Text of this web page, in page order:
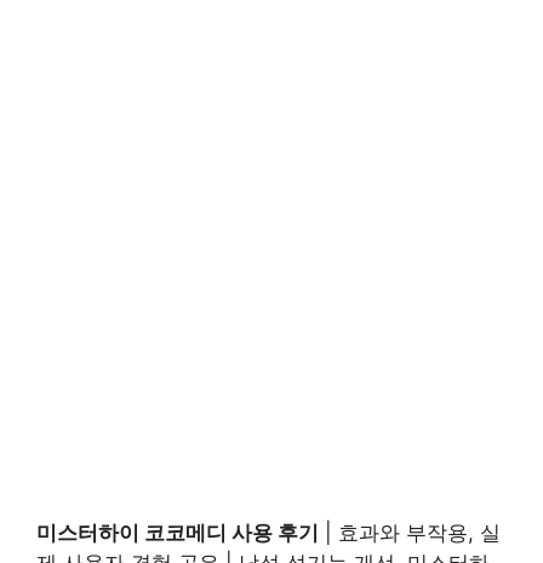
미스터하이 코코메디 사용 후기 | 효과와 부작용, 실